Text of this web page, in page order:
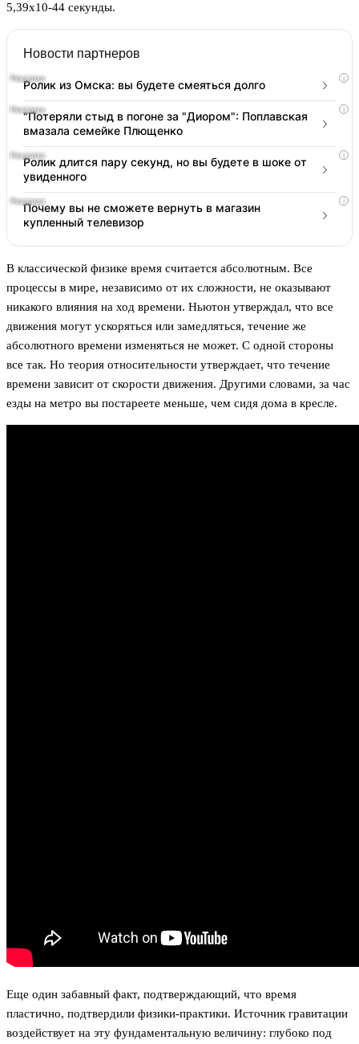
5,39х10-44 секунды.
Новости партнеров
i
Ролик из Омска: вы будете смеяться долго
i
"Потеряли стыд в погоне за "Диором": Поплавская
вмазала семейке Плющенко
i
Ролик длится пару секунд, но вы будете в шоке от
увиденного
i
Почему вы не сможете вернуть в магазин
купленный телевизор
В классической физике время считается абсолютным. Все
процессы в мире, независимо от их сложности, не оказывают
никакого влияния на ход времени. Ньютон утверждал, что все
движения могут ускоряться или замедляться, течение же
абсолютного времени изменяться не может. С одной стороны
все так. Но теория относительности утверждает, что течение
времени зависит от скорости движения. Другими словами, за час
езды на метро вы постареете меньше, чем сидя дома в кресле.
Еще один забавный факт, подтверждающий, что время
пластично, подтвердили физики-практики. Источник гравитации
воздействует на эту фундаментальную величину: глубоко под